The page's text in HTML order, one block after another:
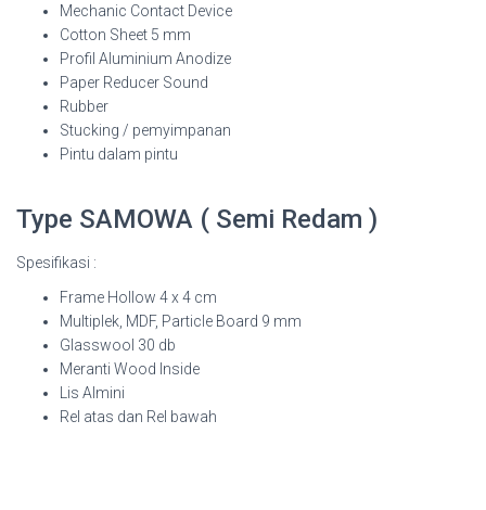
Mechanic Contact Device
Cotton Sheet 5 mm
Profil Aluminium Anodize
Paper Reducer Sound
Rubber
Stucking / pemyimpanan
Pintu dalam pintu
Type SAMOWA ( Semi Redam )
Spesifikasi :
Frame Hollow 4 x 4 cm
Multiplek, MDF, Particle Board 9 mm
Glasswool 30 db
Meranti Wood Inside
Lis Almini
Rel atas dan Rel bawah